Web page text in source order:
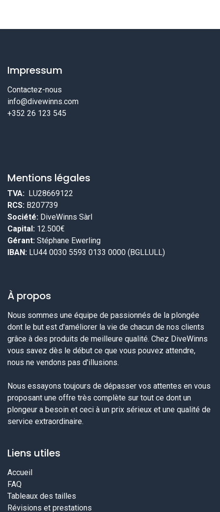
Impressum
Contactez-nous
info@divewinns.com
+352 26 123 545
Mentions légales
TVA: LU28669122
RCS: B207739
Société: DiveWinns Sàrl
Capital: 12.500€
Gérant: Stéphane Ewerling
IBAN: LU44 0030 5593 0133 0000 (BGLLULL)
À propos
Nous sommes une équipe de passionnés de la plongée
dont le but est d'améliorer la vie de chacun de nos clients
grâce à des produits de meilleure qualité. Chez DiveWinns
vous savez dès le début ce que vous pouvez attendre,
nous ne vendons pas d'illusions.
Nous essayons toujours de dépasser vos attentes en vous
proposant une offre très complète sur tout ce dont un
plongeur a besoin et ceci à un prix sérieux et une qualité de
service extraordinaire.
Liens utiles
Accueil
FAQ
Tableaux des tailles
Révisions et prestations